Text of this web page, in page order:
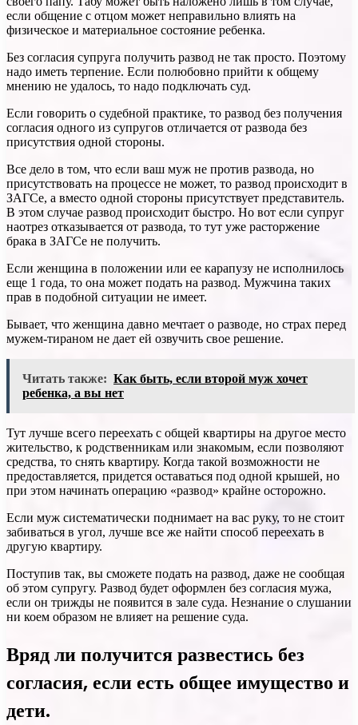
если общение с отцом может неправильно влиять на
физическое и материальное состояние ребенка.
Без согласия супруга получить развод не так просто. Поэтому
надо иметь терпение. Если полюбовно прийти к общему
мнению не удалось, то надо подключать суд.
Если говорить о судебной практике, то развод без получения
согласия одного из супругов отличается от развода без
присутствия одной стороны.
Все дело в том, что если ваш муж не против развода, но
присутствовать на процессе не может, то развод происходит в
ЗАГСе, а вместо одной стороны присутствует представитель.
В этом случае развод происходит быстро. Но вот если супруг
наотрез отказывается от развода, то тут уже расторжение
брака в ЗАГСе не получить.
Если женщина в положении или ее карапузу не исполнилось
еще 1 года, то она может подать на развод. Мужчина таких
прав в подобной ситуации не имеет.
Бывает, что женщина давно мечтает о разводе, но страх перед
мужем-тираном не дает ей озвучить свое решение.
Читать также: Как быть, если второй муж хочет
ребенка, а вы нет
Тут лучше всего переехать с общей квартиры на другое место
жительство, к родственникам или знакомым, если позволяют
средства, то снять квартиру. Когда такой возможности не
предоставляется, придется оставаться под одной крышей, но
при этом начинать операцию «развод» крайне осторожно.
Если муж систематически поднимает на вас руку, то не стоит
забиваться в угол, лучше все же найти способ переехать в
другую квартиру.
Поступив так, вы сможете подать на развод, даже не сообщая
об этом супругу. Развод будет оформлен без согласия мужа,
если он трижды не появится в зале суда. Незнание о слушании
ни коем образом не влияет на решение суда.
Вряд ли получится развестись без
согласия, если есть общее имущество и
дети.